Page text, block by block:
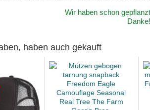
Wir haben schon gepflanzt
Danke!
haben auch gekauft